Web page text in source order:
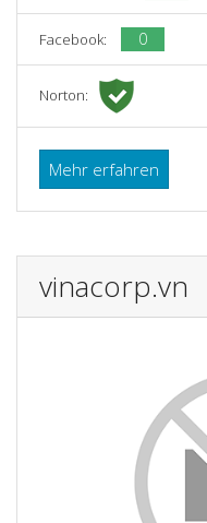
Facebook: 0
Norton:
Mehr erfahren
vinacorp.vn